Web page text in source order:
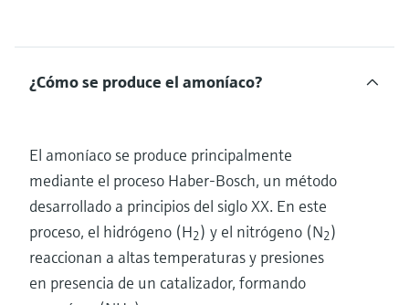
¿Cómo se produce el amoníaco?
El amoníaco se produce principalmente
mediante el proceso Haber-Bosch, un método
desarrollado a principios del siglo XX. En este
proceso, el hidrógeno (H2) y el nitrógeno (N2)
reaccionan a altas temperaturas y presiones
en presencia de un catalizador, formando